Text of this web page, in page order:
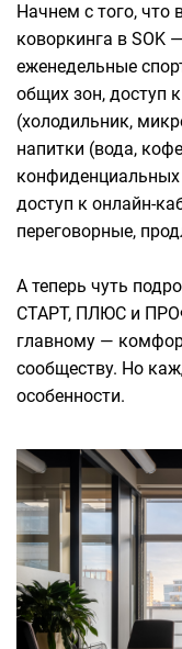
Начнем с того,
коворкинга в SOK
еженедельные
общих зон, доступ
(холодильник,
напитки (вода,
конфиденциальных
доступ к онлайн-
переговорные,
А теперь чуть
СТАРТ, ПЛЮС и
главному —
сообществу. Но
особенности.